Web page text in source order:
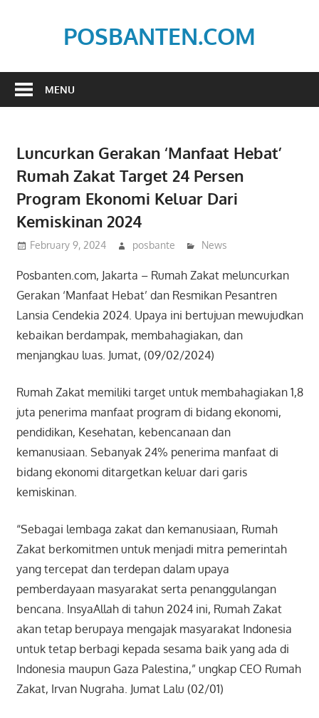
POSBANTEN.COM
Dan
MENU
Luncurkan Gerakan ‘Manfaat Hebat’
Rumah Zakat Target 24 Persen
Program Ekonomi Keluar Dari
Kemiskinan 2024
February 9, 2024 posbante News
Posbanten.com, Jakarta – Rumah Zakat meluncurkan
Gerakan ‘Manfaat Hebat’ dan Resmikan Pesantren
Lansia Cendekia 2024. Upaya ini bertujuan mewujudkan
kebaikan berdampak, membahagiakan, dan
menjangkau luas. Jumat, (09/02/2024)
Rumah Zakat memiliki target untuk membahagiakan 1,8
juta penerima manfaat program di bidang ekonomi,
pendidikan, Kesehatan, kebencanaan dan
kemanusiaan. Sebanyak 24% penerima manfaat di
bidang ekonomi ditargetkan keluar dari garis
kemiskinan.
“Sebagai lembaga zakat dan kemanusiaan, Rumah
Zakat berkomitmen untuk menjadi mitra pemerintah
yang tercepat dan terdepan dalam upaya
pemberdayaan masyarakat serta penanggulangan
bencana. InsyaAllah di tahun 2024 ini, Rumah Zakat
akan tetap berupaya mengajak masyarakat Indonesia
untuk tetap berbagi kepada sesama baik yang ada di
Indonesia maupun Gaza Palestina,” ungkap CEO Rumah
Zakat, Irvan Nugraha. Jumat Lalu (02/01)